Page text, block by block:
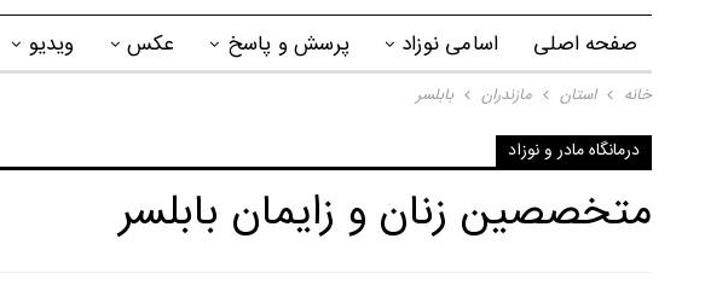
صفحه اصلی اسامی نوزاد پرسش و پاسخ عکس ویدیو
خانه استان مازندران بابلسر
درمانگاه مادر و نوزاد
متخصصین زنان و زایمان بابلسر